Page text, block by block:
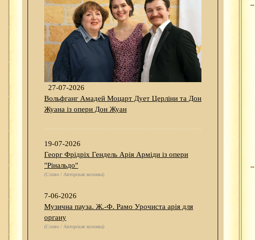
27-07-2026
Вольфганг Амадей Моцарт Дует Церліни та Дон
Жуана із опери Дон Жуан
19-07-2026
Георг Фрідріх Гендель Арія Арміди із опери
"Рінальдо"
(Слово / Авторская колонка)
7-06-2026
Музична пауза. Ж.-Ф. Рамо Урочиста арія для
органу
(Слово / Авторская колонка)